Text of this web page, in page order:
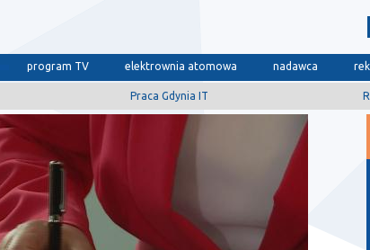
program TV elektrownia atomowa nadawca
Praca Gdynia IT